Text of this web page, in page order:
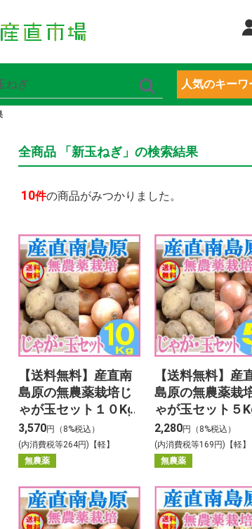
人気のキーワ
全商品 「新玉ねぎ」の検索結果
10件の商品がみつかりました。
【送料無料】産直南
島原の無農薬栽培じ
ゃが玉セット１０Kg
3,570円（8%税込）
(内消費税等264円)【軽】
無農薬
【送料無料】産
島原の無農薬栽
ゃが玉セット５
2,280円（8%税込）
(内消費税等169円)【軽】
無農薬